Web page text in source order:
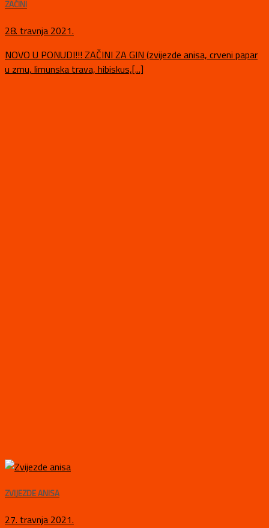
ZAČINI
28. travnja 2021.
NOVO U PONUDI!!! ZAČINI ZA GIN (zvijezde anisa, crveni papar
u zrnu, limunska trava, hibiskus,[...]
ZVIJEZDE ANISA
27. travnja 2021.